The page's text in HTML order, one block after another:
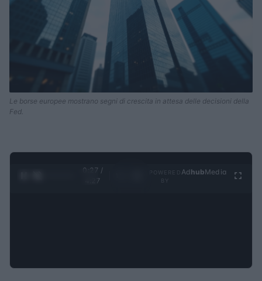
Le borse europee mostrano segni di crescita in attesa delle decisioni della
Fed.
0:28 /
4:27
Ad hubMedia